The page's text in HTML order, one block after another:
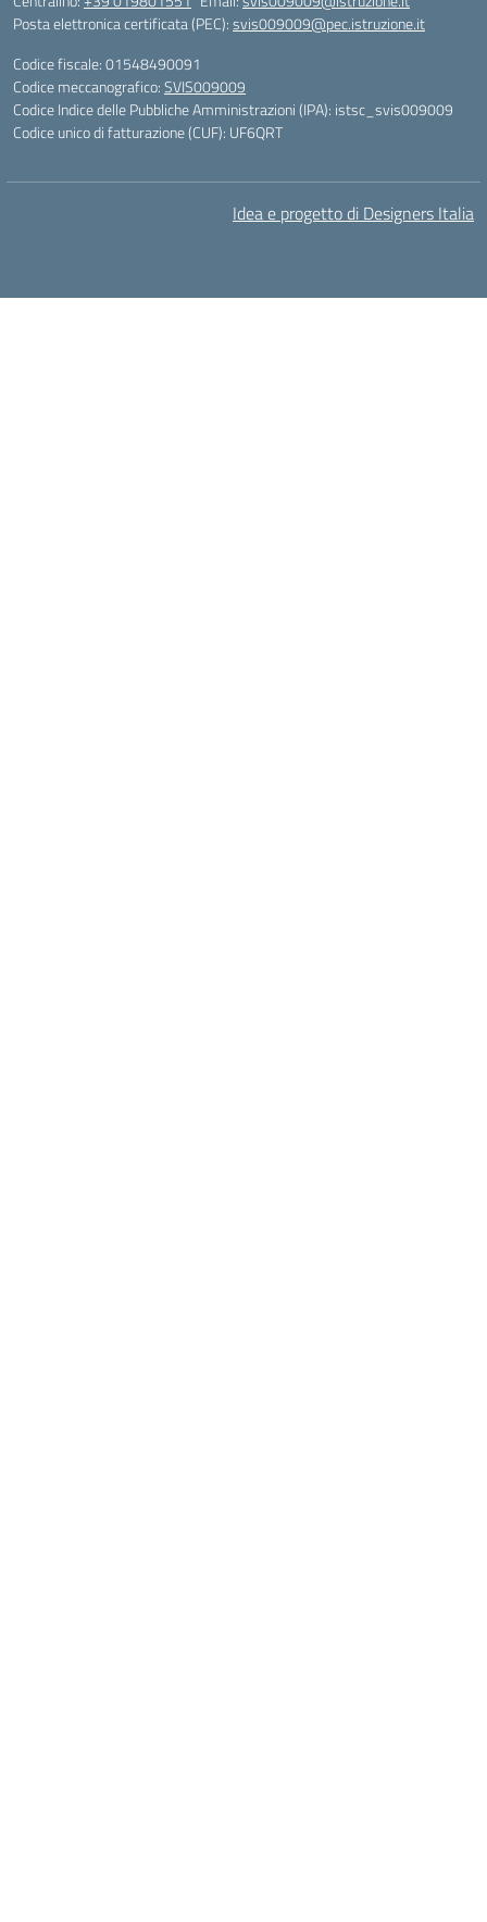
Posta elettronica certificata (PEC):svis009009@pec.istruzione.it
Codice fiscale: 01548490091
Codice meccanografico:SVIS009009
Codice Indice delle Pubbliche Amministrazioni (IPA): istsc_svis009009
Codice unico di fatturazione (CUF): UF6QRT
Idea e progetto di Designers Italia